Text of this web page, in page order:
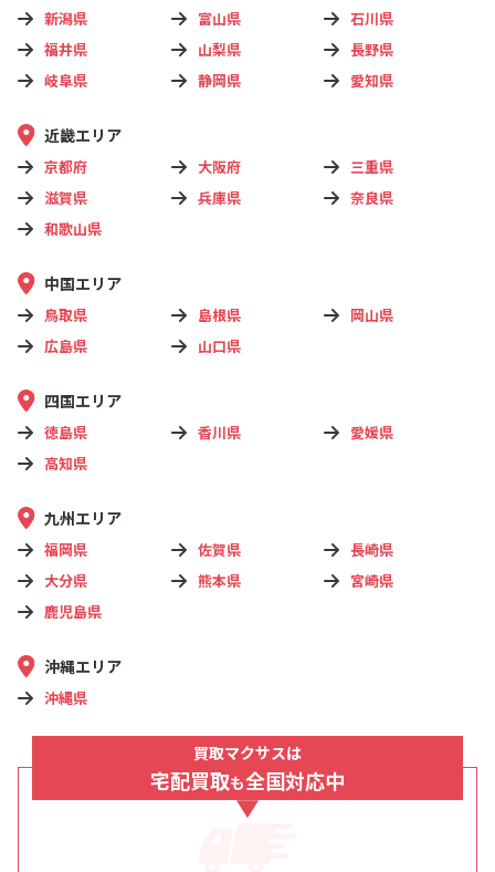
新潟県 富山県
石川県
福井県
山梨県
長野県
岐阜県
静岡県 愛知県
近畿エリア
京都府 大阪府
三重県
滋賀県
兵庫県
奈良県
和歌山県
中国エリア
鳥取県 島根県
岡山県
広島県
山口県
四国エリア
徳島県 香川県
愛媛県
高知県
九州エリア
福岡県 佐賀県
長崎県
大分県
熊本県
宮崎県
鹿児島県
沖縄エリア
沖縄県
買取マクサスは
宅配買取も全国対応中